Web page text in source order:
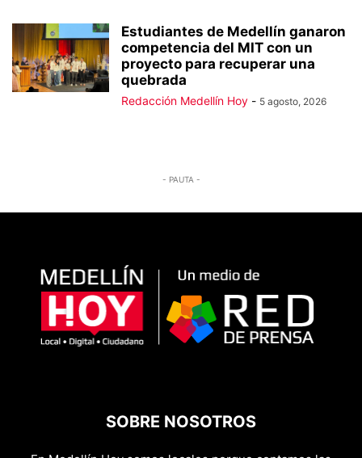
Estudiantes de Medellín ganaron
competencia del MIT con un
proyecto para recuperar una
quebrada
Redacción Medellín Hoy - 5 agosto, 2026
- PAUTA -
SOBRE NOSOTROS